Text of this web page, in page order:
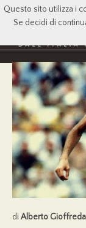
di Alberto Gioffreda
Questo sito utilizza i
Se decidi di